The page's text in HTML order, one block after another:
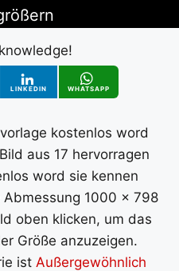
LINKEDIN WHATSAPP
kostenlos word
aus 17 hervorragen
word sie kennen
1000 x 798
oben klicken, um das
Größe anzuzeigen.
ist Außergewöhnlich